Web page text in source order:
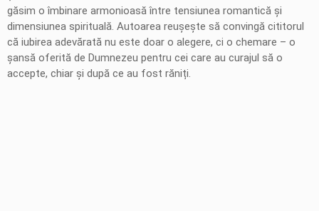
găsim o îmbinare armonioasă între tensiunea romantică și
dimensiunea spirituală. Autoarea reușește să convingă cititorul
că iubirea adevărată nu este doar o alegere, ci o chemare – o
șansă oferită de Dumnezeu pentru cei care au curajul să o
accepte, chiar și după ce au fost răniți.